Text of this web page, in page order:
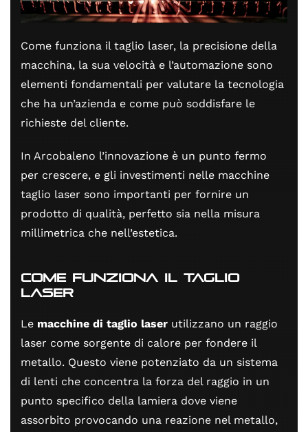
Come funziona il taglio laser, la precisione della
macchina, la sua velocità e l’automazione sono
elementi fondamentali per valutare la tecnologia
che ha un’azienda e come può soddisfare le
richieste del cliente.
In Arcobaleno l’innovazione è un punto fermo
per crescere, e gli investimenti nelle macchine
taglio laser sono importanti per fornire un
prodotto di qualità, perfetto sia nella misura
millimetrica che nell’estetica.
Come funziona il taglio
laser
Le macchine di taglio laser utilizzano un raggio
laser come sorgente di calore per fondere il
metallo. Questo viene potenziato da un sistema
di lenti che concentra la forza del raggio in un
punto specifico della lamiera dove viene
assorbito provocando una reazione nel metallo,